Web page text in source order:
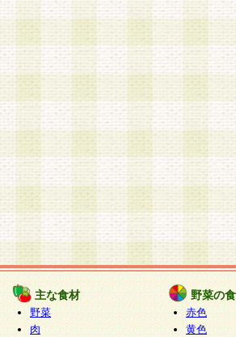
主な食材
野菜
肉
野菜の
赤色
黄色